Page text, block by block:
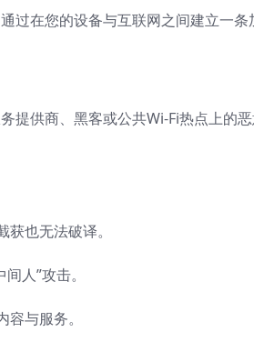
过在您的设备与互联网之间建立一条
提供商、黑客或公共Wi-Fi热点上的
也无法破译。
人”攻击。
与服务。